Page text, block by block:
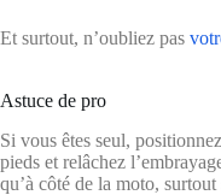
Et surtout, n’oubliez pas
Astuce de pro
Si vous êtes seul,
pieds et relâchez
qu’à côté de la moto,